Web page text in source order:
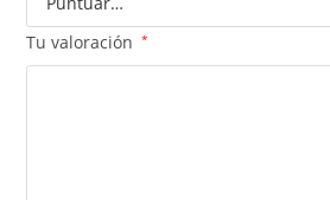
Tu valoración *